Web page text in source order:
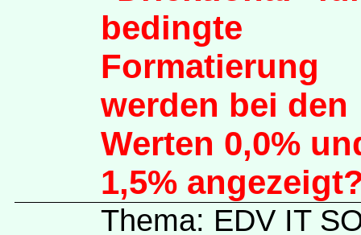
bedingte
Formatierung
werden bei den
Werten 0,0%
1,5%
Thema: EDV IT